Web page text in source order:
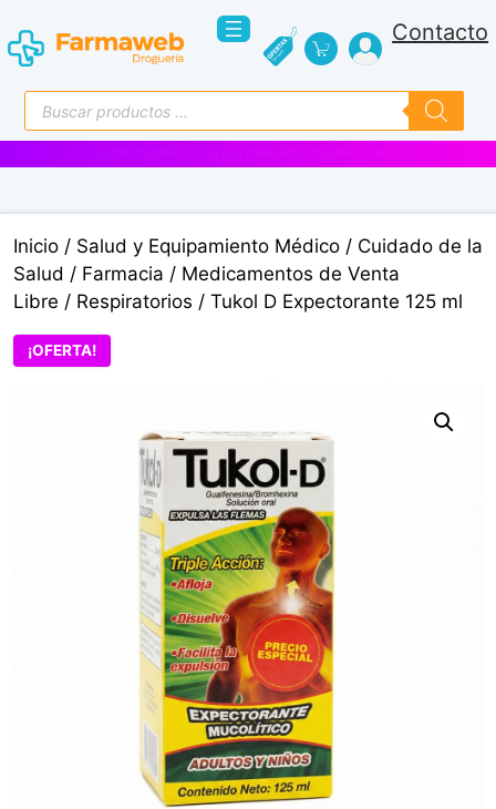
al
contenido
Contacto
Búsqueda
de
productos
VENTAS EMPRESARIALES
Inicio / Salud y Equipamiento Médico / Cuidado de la
Salud / Farmacia / Medicamentos de Venta
Libre / Respiratorios / Tukol D Expectorante 125 ml
¡OFERTA!